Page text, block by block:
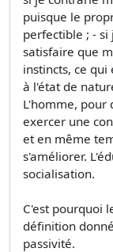
puisque le
perfectible ; -
satisfaire que
instincts, ce
à l'état de
L'homme, pour
exercer une
et en même
s'améliorer.
socialisation.
C'est pourquoi
définition
passivité.